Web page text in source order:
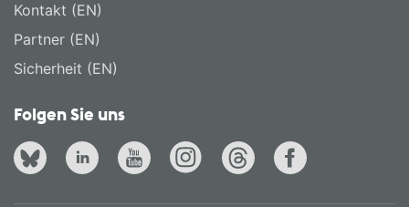
Kontakt (EN)
Partner (EN)
Sicherheit (EN)
Folgen Sie uns